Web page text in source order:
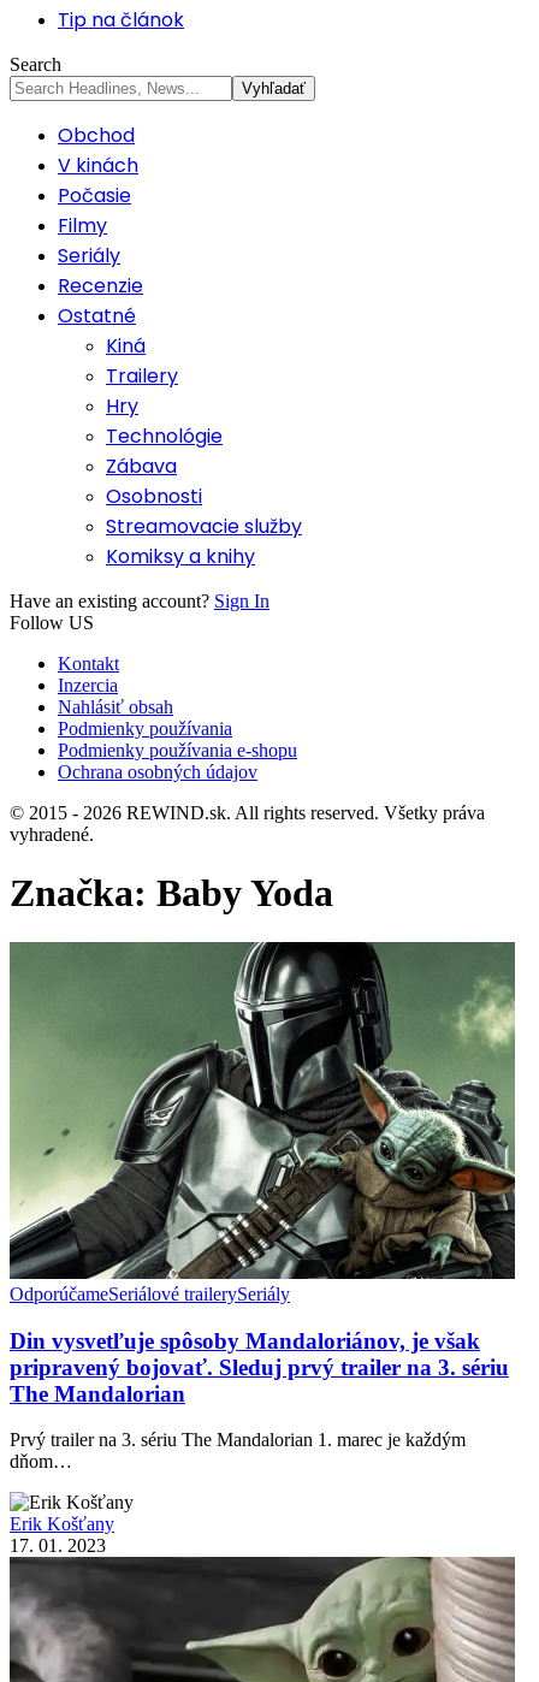
Tip na článok
Search
Obchod
V kinách
Počasie
Filmy
Seriály
Recenzie
Ostatné
Kiná
Trailery
Hry
Technológie
Zábava
Osobnosti
Streamovacie služby
Komiksy a knihy
Have an existing account? Sign In
Follow US
Kontakt
Inzercia
Nahlásiť obsah
Podmienky používania
Podmienky používania e-shopu
Ochrana osobných údajov
© 2015 - 2026 REWIND.sk. All rights reserved. Všetky práva
vyhradené.
Značka: Baby Yoda
OdporúčameSeriálové trailerySeriály
Din vysvetľuje spôsoby Mandaloriánov, je však
pripravený bojovať. Sleduj prvý trailer na 3. sériu
The Mandalorian
Prvý trailer na 3. sériu The Mandalorian 1. marec je každým
dňom…
Erik Košťany
17. 01. 2023